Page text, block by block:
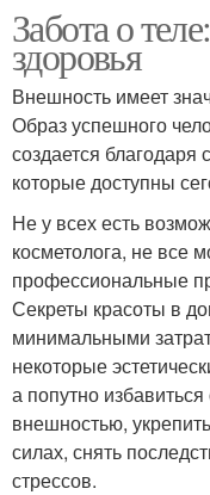
Забота о
здоровья
Внешность имеет
Образ успешного
создается благодаря
которые доступны
Не у всех есть
косметолога, не все
профессиональные
Секреты красоты в
минимальными
некоторые
а попутно
внешностью,
силах, снять
стрессов.